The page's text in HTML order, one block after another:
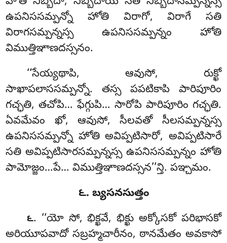
ఉపనిససమ్పన్నో హోతి విరాగో, విరాగే సతి
విరాగసమ్పన్నస్స ఉపనిససమ్పన్నం హోతి
విముత్తిఞాణదస్సనం.
‘‘సేయ్యథాపి, ఆవుసో, రుక్ఖో
సాఖాపలాససమ్పన్నో. తస్స పపటికాపి పారిపూరిం
గచ్ఛతి, తచోపి… ఫేగ్గుపి… సారోపి పారిపూరిం గచ్ఛతి.
ఏవమేవం ఖో, ఆవుసో, సీలవతో సీలసమ్పన్నస్స
ఉపనిససమ్పన్నో హోతి అవిప్పటిసారో, అవిప్పటిసారే
సతి అవిప్పటిసారసమ్పన్నస్స ఉపనిససమ్పన్నం హోతి
పామోజ్జం…పే… విముత్తిఞాణదస్సన’’న్తి. పఞ్చమం.
౬. బ్యసనసుత్తం
౬. ‘‘యో సో, భిక్ఖవే, భిక్ఖు అక్కోసకో పరిభాసకో
అరియూపవాదో సబ్రహ్మచారీనం, ఠానమేతం అవకాసో